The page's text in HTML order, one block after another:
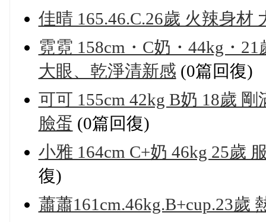
佳晴 165.46.C.26歲 火辣身材
霓霓 158cm・C奶・44kg・
大眼、乾淨清新感 (0篇回復)
可可 155cm 42kg B奶 18歲
臉蛋 (0篇回復)
小雅 164cm C+奶 46kg 25歲
復)
蕭蕭161cm.46kg.B+cup.23歲